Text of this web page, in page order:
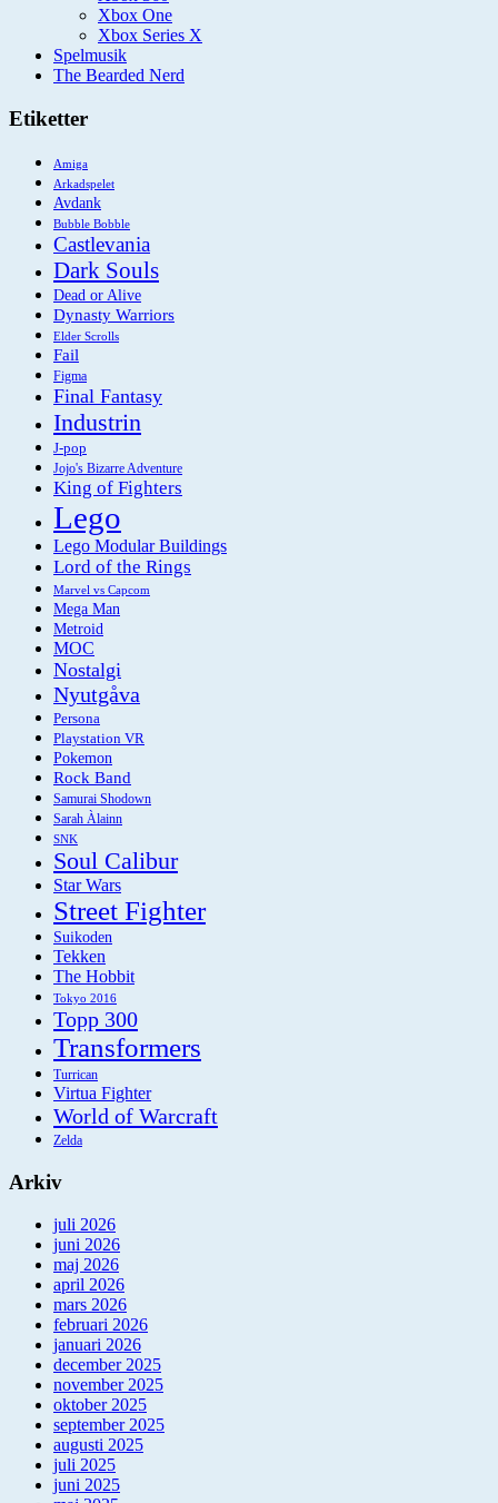
Xbox One
Xbox Series X
Spelmusik
The Bearded Nerd
Etiketter
Amiga
Arkadspelet
Avdank
Bubble Bobble
Castlevania
Dark Souls
Dead or Alive
Dynasty Warriors
Elder Scrolls
Fail
Figma
Final Fantasy
Industrin
J-pop
Jojo's Bizarre Adventure
King of Fighters
Lego
Lego Modular Buildings
Lord of the Rings
Marvel vs Capcom
Mega Man
Metroid
MOC
Nostalgi
Nyutgåva
Persona
Playstation VR
Pokemon
Rock Band
Samurai Shodown
Sarah Àlainn
SNK
Soul Calibur
Star Wars
Street Fighter
Suikoden
Tekken
The Hobbit
Tokyo 2016
Topp 300
Transformers
Turrican
Virtua Fighter
World of Warcraft
Zelda
Arkiv
juli 2026
juni 2026
maj 2026
april 2026
mars 2026
februari 2026
januari 2026
december 2025
november 2025
oktober 2025
september 2025
augusti 2025
juli 2025
juni 2025